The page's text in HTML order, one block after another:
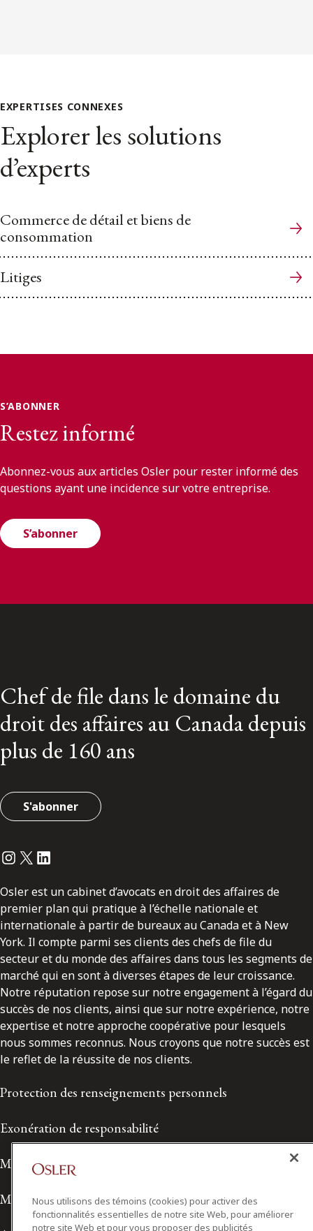
EXPERTISES CONNEXES
Explorer les solutions
d’experts
Commerce de détail et biens de
consommation
Litiges
S’ABONNER
Restez informé
Abonnez-vous aux articles Osler pour rester informé des
questions ayant une incidence sur votre entreprise.
S’abonner
Chef de file dans le domaine du
droit des affaires au Canada depuis
plus de 160 ans
S'abonner
Instagram
Twitter
LinkedIn
Osler est un cabinet d’avocats en droit des affaires de
premier plan qui pratique à l’échelle nationale et
internationale à partir de bureaux au Canada et à New
York. Il compte parmi ses clients des chefs de file du
secteur et du monde des affaires dans tous les segments de
marché qui en sont à diverses étapes de leur croissance.
Notre réputation repose sur notre engagement à l’égard du
succès de nos clients, ainsi que sur notre expérience, notre
expertise et notre approche coopérative pour lesquels
nous sommes reconnus. Nous croyons que notre succès est
le reflet de la réussite de nos clients.
Protection des renseignements personnels
Exonération de responsabilité
Modalités de prestation de services
Modalités d'utilisation
Nous utilisons des témoins (cookies) pour activer des
fonctionnalités essentielles de notre site Web, pour améliorer
notre site Web et pour vous proposer des publicités